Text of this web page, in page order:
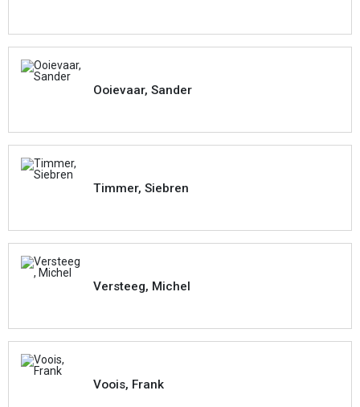
Ooievaar, Sander
Timmer, Siebren
Versteeg, Michel
Voois, Frank